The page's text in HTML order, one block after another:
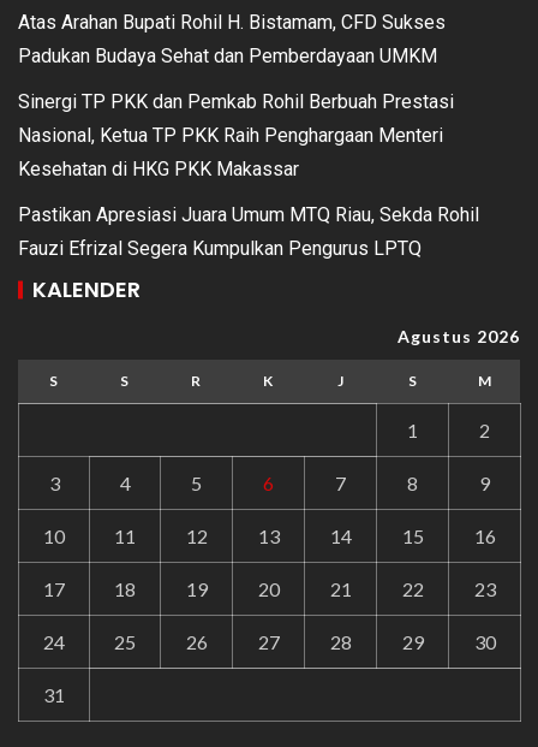
Atas Arahan Bupati Rohil H. Bistamam, CFD Sukses
Padukan Budaya Sehat dan Pemberdayaan UMKM
Sinergi TP PKK dan Pemkab Rohil Berbuah Prestasi
Nasional, Ketua TP PKK Raih Penghargaan Menteri
Kesehatan di HKG PKK Makassar
Pastikan Apresiasi Juara Umum MTQ Riau, Sekda Rohil
Fauzi Efrizal Segera Kumpulkan Pengurus LPTQ
KALENDER
Agustus 2026
S S R K J S M
1 2
3 4 5 6 7 8 9
10 11 12 13 14 15 16
17 18 19 20 21 22 23
24 25 26 27 28 29 30
31